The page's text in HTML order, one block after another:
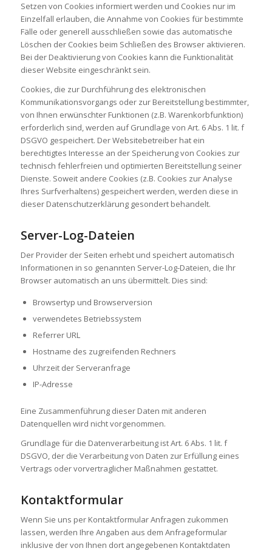
Setzen von Cookies informiert werden und Cookies nur im
Einzelfall erlauben, die Annahme von Cookies für bestimmte
Fälle oder generell ausschließen sowie das automatische
Löschen der Cookies beim Schließen des Browser aktivieren.
Bei der Deaktivierung von Cookies kann die Funktionalität
dieser Website eingeschränkt sein.
Cookies, die zur Durchführung des elektronischen
Kommunikationsvorgangs oder zur Bereitstellung bestimmter,
von Ihnen erwünschter Funktionen (z.B. Warenkorbfunktion)
erforderlich sind, werden auf Grundlage von Art. 6 Abs. 1 lit. f
DSGVO gespeichert. Der Websitebetreiber hat ein
berechtigtes Interesse an der Speicherung von Cookies zur
technisch fehlerfreien und optimierten Bereitstellung seiner
Dienste. Soweit andere Cookies (z.B. Cookies zur Analyse
Ihres Surfverhaltens) gespeichert werden, werden diese in
dieser Datenschutzerklärung gesondert behandelt.
Server-Log-Dateien
Der Provider der Seiten erhebt und speichert automatisch
Informationen in so genannten Server-Log-Dateien, die Ihr
Browser automatisch an uns übermittelt. Dies sind:
Browsertyp und Browserversion
verwendetes Betriebssystem
Referrer URL
Hostname des zugreifenden Rechners
Uhrzeit der Serveranfrage
IP-Adresse
Eine Zusammenführung dieser Daten mit anderen
Datenquellen wird nicht vorgenommen.
Grundlage für die Datenverarbeitung ist Art. 6 Abs. 1 lit. f
DSGVO, der die Verarbeitung von Daten zur Erfüllung eines
Vertrags oder vorvertraglicher Maßnahmen gestattet.
Kontaktformular
Wenn Sie uns per Kontaktformular Anfragen zukommen
lassen, werden Ihre Angaben aus dem Anfrageformular
inklusive der von Ihnen dort angegebenen Kontaktdaten